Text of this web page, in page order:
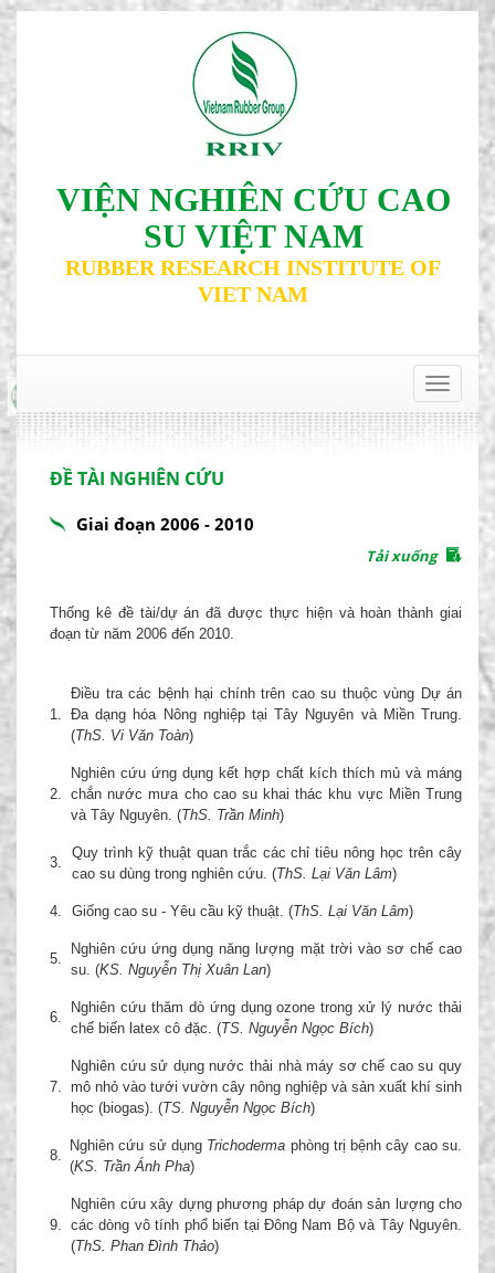
VIỆN NGHIÊN CỨU CAO
SU VIỆT NAM
RUBBER RESEARCH INSTITUTE OF
VIET NAM
Toggle
ĐỀ TÀI NGHIÊN CỨU
Giai đoạn 2006 - 2010
Tải xuống
Thống kê đề tài/dự án đã được thực hiện và hoàn thành giai
đoạn từ năm 2006 đến 2010.
1.
Điều tra các bệnh hại chính trên cao su thuộc vùng Dự án
Đa dạng hóa Nông nghiệp tại Tây Nguyên và Miền Trung.
(ThS. Vi Văn Toàn)
2.
Nghiên cứu ứng dụng kết hợp chất kích thích mủ và máng
chắn nước mưa cho cao su khai thác khu vực Miền Trung
và Tây Nguyên. (ThS. Trần Minh)
3.
Quy trình kỹ thuật quan trắc các chỉ tiêu nông học trên cây
cao su dùng trong nghiên cứu. (ThS. Lại Văn Lâm)
4. Giống cao su - Yêu cầu kỹ thuật. (ThS. Lại Văn Lâm)
5.
Nghiên cứu ứng dụng năng lượng mặt trời vào sơ chế cao
su. (KS. Nguyễn Thị Xuân Lan)
6.
Nghiên cứu thăm dò ứng dụng ozone trong xử lý nước thải
chế biến latex cô đặc. (TS. Nguyễn Ngọc Bích)
7.
Nghiên cứu sử dụng nước thải nhà máy sơ chế cao su quy
mô nhỏ vào tưới vườn cây nông nghiệp và sản xuất khí sinh
học (biogas). (TS. Nguyễn Ngọc Bích)
8.
Nghiên cứu sử dụng Trichoderma phòng trị bệnh cây cao su.
(KS. Trần Ánh Pha)
9.
Nghiên cứu xây dựng phương pháp dự đoán sản lượng cho
các dòng vô tính phổ biến tại Đông Nam Bộ và Tây Nguyên.
(ThS. Phan Đình Thảo)